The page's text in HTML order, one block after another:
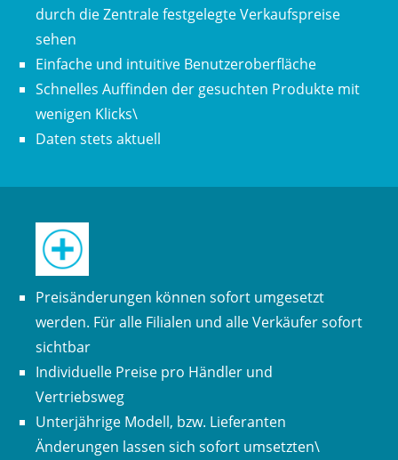
durch die Zentrale festgelegte Verkaufspreise
sehen
Einfache und intuitive Benutzeroberfläche
Schnelles Auffinden der gesuchten Produkte mit
wenigen Klicks\
Daten stets aktuell
Preisänderungen können sofort umgesetzt
werden. Für alle Filialen und alle Verkäufer sofort
sichtbar
Individuelle Preise pro Händler und
Vertriebsweg
Unterjährige Modell, bzw. Lieferanten
Änderungen lassen sich sofort umsetzten\